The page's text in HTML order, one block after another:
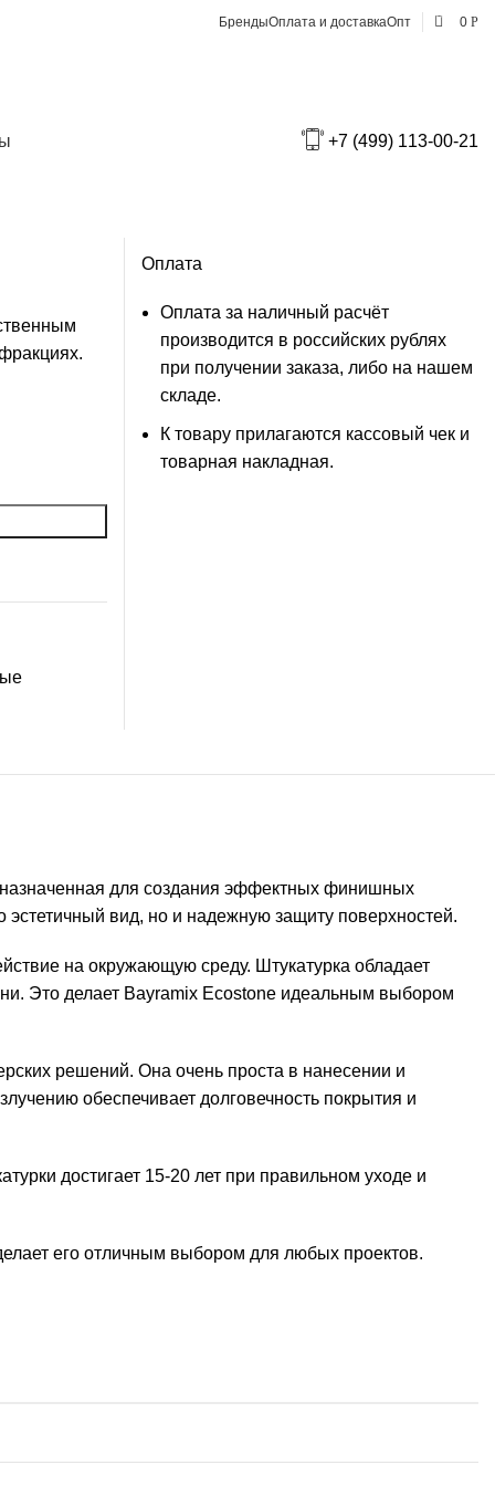
БрендыОплата и доставкаОпт 0 0 Р
+7 (499) 113-00-21
За МКАД — 550₽ + 25₽ за 1 км от
Оплата
Оплата за наличный расчёт
производится в российских рублях
при получении заказа, либо на нашем
складе.
К товару прилагаются кассовый чек и
товарная накладная.
для создания эффектных финишных
вид, но и надежную защиту поверхностей.
на окружающую среду. Штукатурка обладает
Это делает Bayramix Ecostone идеальным выбором
решений. Она очень проста в нанесении и
обеспечивает долговечность покрытия и
достигает 15-20 лет при правильном уходе и
его отличным выбором для любых проектов.